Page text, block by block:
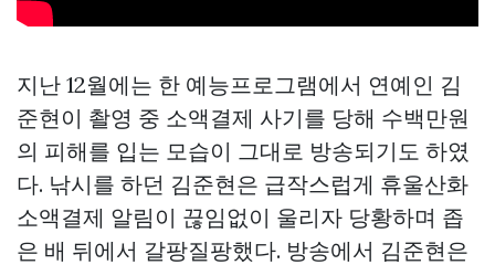
지난 12월에는 한 예능프로그램에서 연예인 김
준현이 촬영 중 소액결제 사기를 당해 수백만원
의 피해를 입는 모습이 그대로 방송되기도 하였
다. 낚시를 하던 김준현은 급작스럽게 휴울산화
소액결제 알림이 끊임없이 울리자 당황하며 좁
은 배 뒤에서 갈팡질팡했다. 방송에서 김준현은